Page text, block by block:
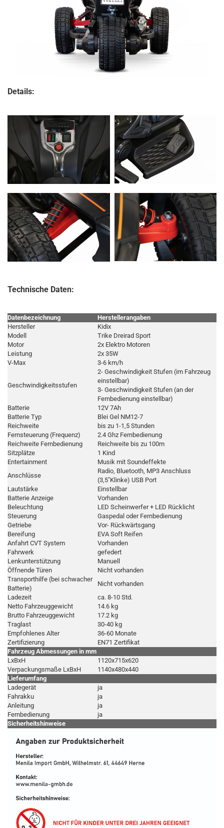
Details:
Technische Daten:
Datenbezeichnung
Herstellerangaben
Hersteller
Kidix
Modell
Trike Dreirad Sport
Motor
2x Elektro Motoren
Leistung
2x 35W
V-Max
3-6 km/h
Geschwindigkeitsstufen
2- Geschwindigkeit Stufen (im Fahrzeug
einstellbar)
3- Geschwindigkeit Stufen (an der
Fernbedienung einstellbar)
Batterie
12V 7Ah
Batterie Typ
Blei Gel NM12-7
Reichweite
bis zu 1-1,5 Stunden
Fernsteuerung (Frequenz)
2.4 Ghz Fernbedienung
Reichweite Fernbedienung
Reichweite bis zu 100m
Sitzplätze
1 Kind
Entertainment
Musik mit Soundeffekte
Anschlüsse
Radio, Bluetooth, MP3 Anschluss
(3,5"Klinke) USB Port
Lautstärke
Einstellbar
Batterie Anzeige
Vorhanden
Beleuchtung
LED Scheinwerfer + LED Rücklicht
Steuerung
Gaspedal oder Fernbedienung
Getriebe
Vor- Rückwärtsgang
Bereifung
EVA Soft Reifen
Anfahrt CVT System
Vorhanden
Fahrwerk
gefedert
Lenkunterstützung
Manuell
Öffnende Türen
Nicht vorhanden
Transporthilfe (bei schwacher
Batterie)
Nicht vorhanden
Ladezeit
ca. 8-10 Std.
Netto Fahrzeuggewicht
14.6 kg
Brutto Fahrzeuggewicht
17.2 kg
Traglast
30-40 kg
Empfohlenes Alter
36-60 Monate
Zertifizierung
EN71 Zertifikat
Fahrzeug Abmessungen in mm
LxBxH
1120x715x620
Verpackungsmaße LxBxH
1140x480x440
Lieferumfang
Ladegerät
ja
Fahrakku
ja
Anleitung
ja
Fernbedienung
ja
Sicherheitshinweise